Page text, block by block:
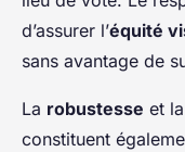
d’assurer l’équité
sans avantage de
La robustesse et la
constituent